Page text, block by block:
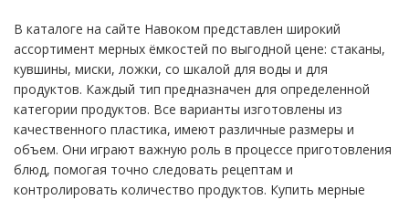
В каталоге на сайте Навоком представлен широкий
ассортимент мерных ёмкостей по выгодной цене: стаканы,
кувшины, миски, ложки, со шкалой для воды и для
продуктов. Каждый тип предназначен для определенной
категории продуктов. Все варианты изготовлены из
качественного пластика, имеют различные размеры и
объем. Они играют важную роль в процессе приготовления
блюд, помогая точно следовать рецептам и
контролировать количество продуктов. Купить мерные